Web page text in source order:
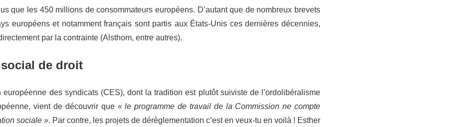
que les 450 millions de consommateurs européens. D’autant que de nombreux brevets
européens et notamment français sont partis aux États-Unis ces dernières décennies,
par la contrainte (Alsthom, entre autres).
social de droit
européenne des syndicats (CES), dont la tradition est plutôt suiviste de l’ordolibéralisme
vient de découvrir que « le programme de travail de la Commission ne compte
sociale ». Par contre, les projets de dérèglementation c’est en veux-tu en voilà ! Esther